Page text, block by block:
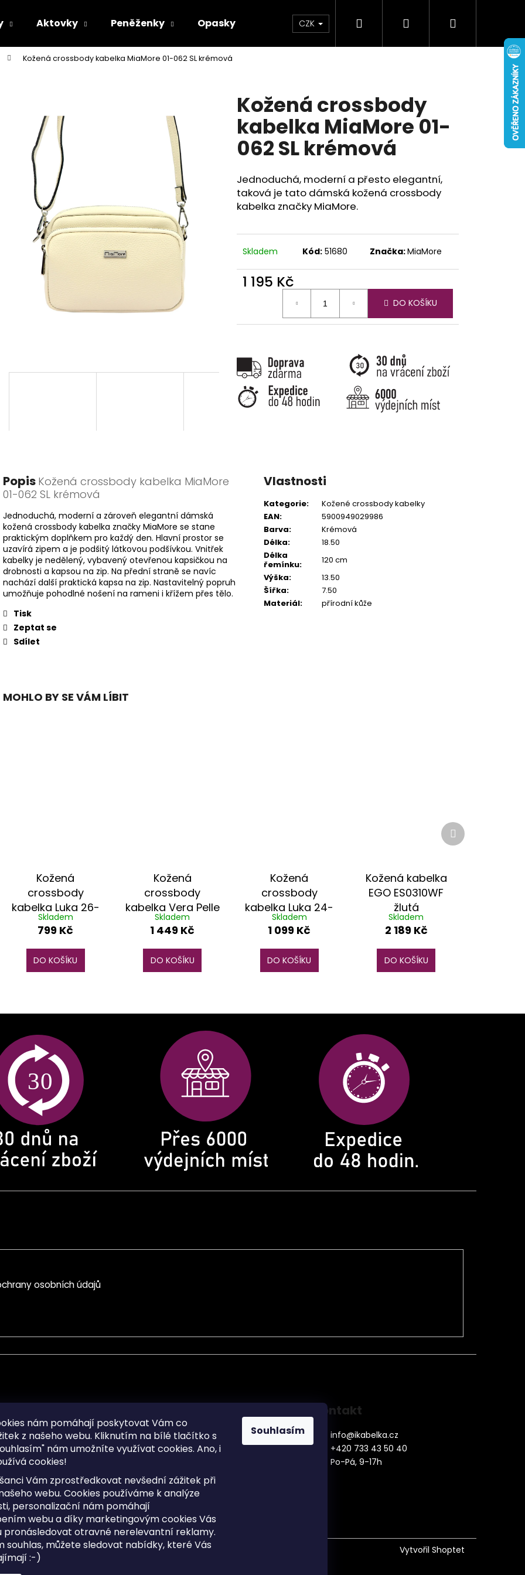
nám pomáhají poskytovat Vám co
z našeho webu. Kliknutím na bílé tlačítko s
nám umožníte využívat cookies. Ano, i
cookies!
Vám zprostředkovat nevšední zážitek při
webu. Cookies používáme k analýze
personalizační nám pomáhají
webu a díky marketingovým cookies Vás
pronásledovat otravné nerelevantní reklamy.
souhlas, můžete sledovat nabídky, které Vás
:-)
Souhlasím
Aktovky Peněženky Opasky Doplňky Novinky
CZK Hledat PřihlášeníNákupní
Kožená crossbody kabelka MiaMore 01-062 SL krémová
Kožená crossbody
kabelka MiaMore 01-
062 SL krémová
Jednoduchá, moderní a přesto elegantní,
taková je tato dámská kožená crossbody
kabelka značky MiaMore.
Skladem Kód: 51680 Značka:MiaMore
1 195 Kč
DO KOŠÍKU
Popis Kožená crossbody kabelka MiaMore
01-062 SL krémová
Jednoduchá, moderní a zároveň elegantní dámská
kožená crossbody kabelka značky MiaMore se stane
praktickým doplňkem pro každý den. Hlavní prostor se
uzavírá zipem a je podšitý látkovou podšívkou. Vnitřek
kabelky je nedělený, vybavený otevřenou kapsičkou na
drobnosti a kapsou na zip. Na přední straně se navíc
nachází další praktická kapsa na zip. Nastavitelný popruh
umožňuje pohodlné nošení na rameni i křížem přes tělo.
Tisk
Zeptat se
Sdílet
Vlastnosti
Kategorie:
Kožené crossbody kabelky
EAN:
5900949029986
Barva:
Krémová
Délka:
18.50
Délka
řemínku:
120 cm
Výška:
13.50
Šířka:
7.50
Materiál: přírodní kůže
MOHLO BY SE VÁM LÍBIT
Kožená
crossbody
kabelka Luka 26-
116 světle modrá
Skladem
799 Kč
DO KOŠÍKU
Kožená
crossbody
kabelka Vera Pelle
VP3K růžová
Skladem
1 449 Kč
DO KOŠÍKU
Kožená
crossbody
kabelka Luka 24-
066 žlutá
Skladem
1 099 Kč
DO KOŠÍKU
Kožená kabelka
EGO ES0310WF
žlutá
Skladem
2 189 Kč
DO KOŠÍKU
Další
produkt
Co potřebujete najít?
Doporučujeme
osobních údajů
osobních údajů
dotazy
cookies
Sitemap
Doprava a Platba
Postup vrácení zboží ve 30 denní
lhůtě
Obchodní podmínky
Kontakt
info@ikabelka.cz
+420 733 43 50 40
Po-Pá, 9-17h
Vytvořil Shoptet
Upravit nastavení cookies